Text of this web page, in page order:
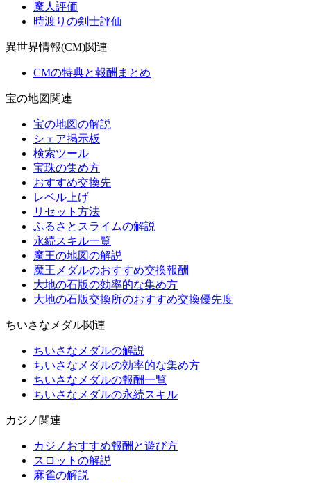
魔人評価
時渡りの剣士評価
異世界情報(CM)関連
CMの特典と報酬まとめ
宝の地図関連
宝の地図の解説
シェア掲示板
検索ツール
宝珠の集め方
おすすめ交換先
レベル上げ
リセット方法
ふるさとスライムの解説
永続スキル一覧
魔王の地図の解説
魔王メダルのおすすめ交換報酬
大地の石版の効率的な集め方
大地の石版交換所のおすすめ交換優先度
ちいさなメダル関連
ちいさなメダルの解説
ちいさなメダルの効率的な集め方
ちいさなメダルの報酬一覧
ちいさなメダルの永続スキル
カジノ関連
カジノおすすめ報酬と遊び方
スロットの解説
麻雀の解説